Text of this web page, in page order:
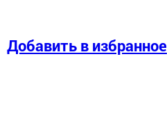
Добавить в избранное